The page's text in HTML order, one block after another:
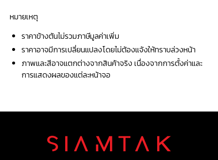
หมายเหตุ
ราคาข้างต้นไม่รวมภาษีมูลค่าเพิ่ม
ราคาอาจมีการเปลี่ยนแปลงโดยไม่ต้องแจ้งให้ทราบล่วงหน้า
ภาพและสีอาจแตกต่างจากสินค้าจริง เนื่องจากการตั้งค่าและ
การแสดงผลของแต่ละหน้าจอ